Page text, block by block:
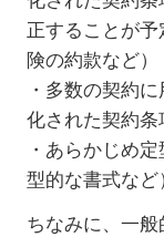
正することが
険の約款など）
・多数の契約
化された契約条
・あらかじめ
型的な書式など
ちなみに、一